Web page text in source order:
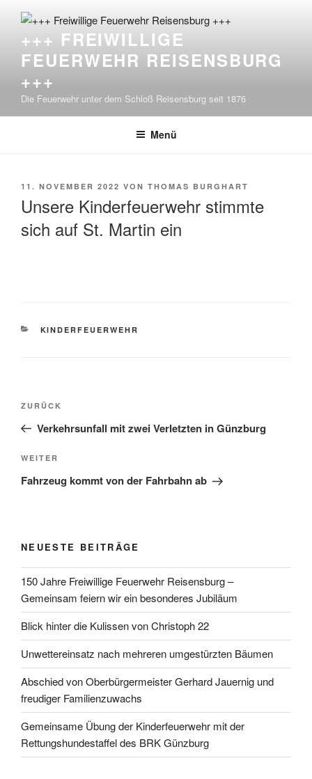
Inhalt
springen+++ FREIWILLIGE
FEUERWEHR REISENSBURG
+++
Die Feuerwehr unter dem Schloß Reisensburg seit 1876
Menü
VERÖFFENTLICHT
11. NOVEMBER 2022 VON THOMAS BURGHART
Unsere Kinderfeuerwehr stimmte
sich auf St. Martin ein
KATEGORIEN
KINDERFEUERWEHR
Beitragsnavigation
Vorheriger
Beitrag
ZURÜCK
Verkehrsunfall mit zwei Verletzten in Günzburg
Nächster
Beitrag
WEITER
Fahrzeug kommt von der Fahrbahn ab
NEUESTE BEITRÄGE
150 Jahre Freiwillige Feuerwehr Reisensburg –
Gemeinsam feiern wir ein besonderes Jubiläum
Blick hinter die Kulissen von Christoph 22
Unwettereinsatz nach mehreren umgestürzten Bäumen
Abschied von Oberbürgermeister Gerhard Jauernig und
freudiger Familienzuwachs
Gemeinsame Übung der Kinderfeuerwehr mit der
Rettungshundestaffel des BRK Günzburg